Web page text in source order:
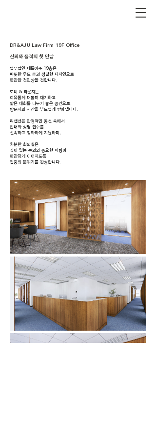
DR&AJU Law Firm 19F Office
신뢰와 품격의 첫 만남
법무법인 대륙아주 19층은
따뜻한 우드 톤과 정갈한 디자인으로
편안한 첫인상을 전합니다.
로비 & 라운지는
여유롭게 머물며 대기하고
짧은 대화를 나누기 좋은 공간으로,
방문자의 시간을 부드럽게 받아냅니다.
리셉션은 안정적인 동선 속에서
안내와 상담 접수를
신속하고 정확하게 지원하며,
차분한 회의실은
깊이 있는 논의와 중요한 미팅이
편안하게 이어지도록
집중의 분위기를 완성합니다.